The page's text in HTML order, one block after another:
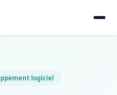
logiciel